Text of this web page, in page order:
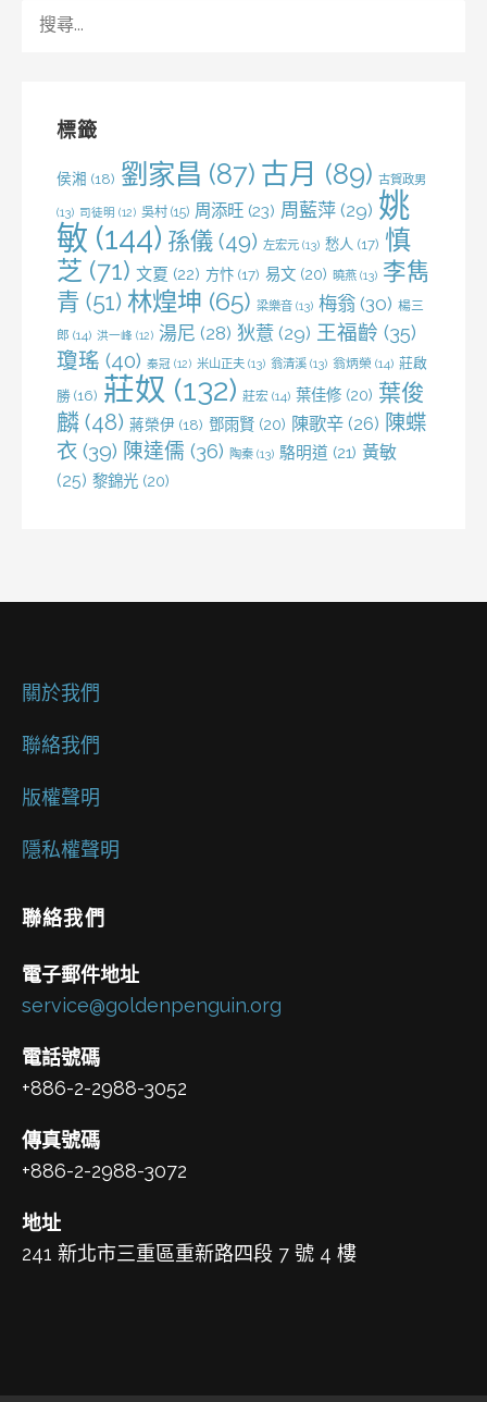
標籤
侯湘 (18) 劉家昌 (87) 古月 (89) 古賀政男
(13) 司徒明 (12) 吳村 (15) 周添旺 (23) 周藍萍 (29) 姚
敏 (144) 孫儀 (49) 左宏元 (13) 愁人 (17) 慎
芝 (71) 文夏 (22) 方忭 (17) 易文 (20) 曉燕 (13) 李雋
青 (51) 林煌坤 (65) 梁樂音 (13) 梅翁 (30) 楊三
郎 (14) 洪一峰 (12) 湯尼 (28) 狄薏 (29) 王福齡 (35)
瓊瑤 (40) 秦冠 (12) 米山正夫 (13) 翁清溪 (13) 翁炳榮 (14) 莊啟
勝 (16) 莊奴 (132) 莊宏 (14) 葉佳修 (20) 葉俊
麟 (48) 蔣榮伊 (18) 鄧雨賢 (20) 陳歌辛 (26) 陳蝶
衣 (39) 陳達儒 (36) 陶秦 (13) 駱明道 (21) 黃敏
(25) 黎錦光 (20)
關於我們
聯絡我們
版權聲明
隱私權聲明
聯絡我們
電子郵件地址
service@goldenpenguin.org
電話號碼
+886-2-2988-3052
傳真號碼
+886-2-2988-3072
地址
241 新北市三重區重新路四段 7 號 4 樓